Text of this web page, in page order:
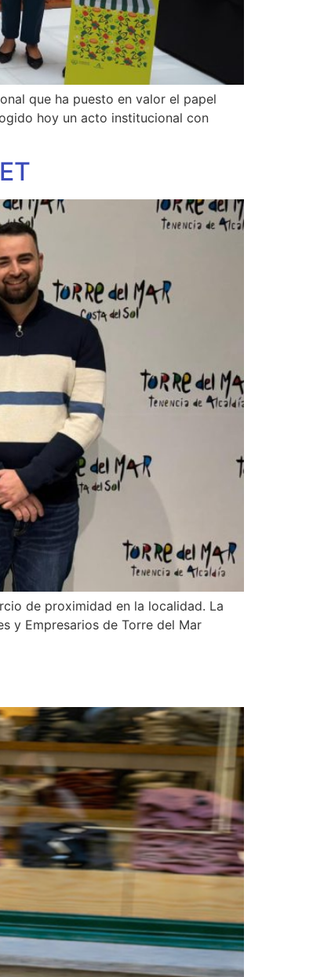
que ha puesto en valor el papel
hoy un acto institucional con
de proximidad en la localidad. La
y Empresarios de Torre del Mar